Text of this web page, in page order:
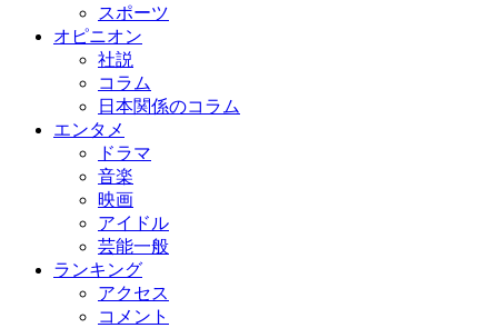
スポーツ
オピニオン
社説
コラム
日本関係のコラム
エンタメ
ドラマ
音楽
映画
アイドル
芸能一般
ランキング
アクセス
コメント